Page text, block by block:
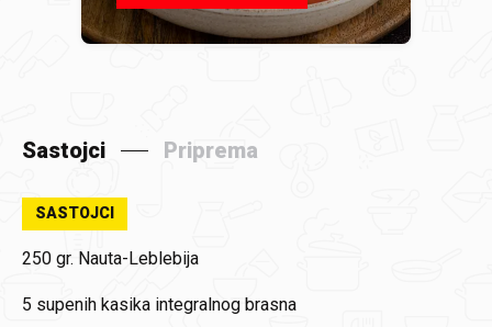
Sastojci Priprema
SASTOJCI
250 gr. Nauta-Leblebija
5 supenih kasika integralnog brasna